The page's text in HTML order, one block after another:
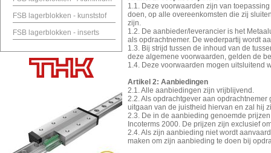
FSB lagerblokken - kunststof
FSB lagerblokken - inserts
1.1. Deze voorwaarden zijn van
doen, op alle overeenkomsten die zij
zijn.
1.2. De aanbieder/leverancier is het
als opdrachtnemer. De wederpartij wordt
1.3. Bij strijd tussen de inhoud van de
deze algemene voorwaarden, gelden de
1.4. Deze voorwaarden mogen uitsluitend
Artikel 2: Aanbiedingen
2.1. Alle aanbiedingen zijn vrijblijvend.
2.2. Als opdrachtgever aan
uitgaan van de juistheid hiervan en zal hij
2.3. De in de aanbieding genoemde
Incoterms 2000. De prijzen zijn exclusief
2.4. Als zijn aanbieding niet wordt
maken om zijn aanbieding te doen bij